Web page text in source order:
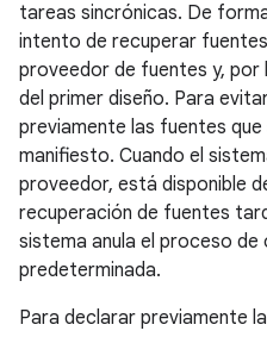
tareas sincrónicas. De
intento de recuperar
proveedor de fuentes y,
del primer diseño. Para
previamente las fuentes
manifiesto. Cuando el
proveedor, está disponible
recuperación de fuentes
sistema anula el proceso
predeterminada.
Para declarar previamente